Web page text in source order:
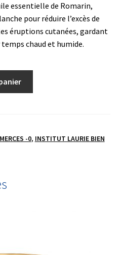
essentielle de Romarin,
pour réduire l’excès de
éruptions cutanées, gardant
chaud et humide.
-0, INSTITUT LAURIE BIEN